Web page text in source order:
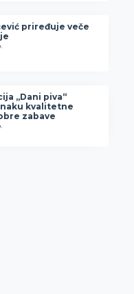
priređuje veče
„Dani piva“
kvalitetne
zabave